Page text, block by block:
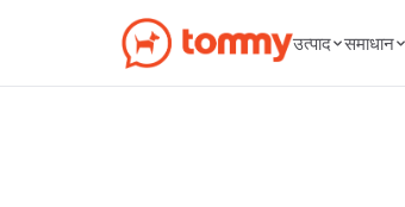
उत्पाद समाधान